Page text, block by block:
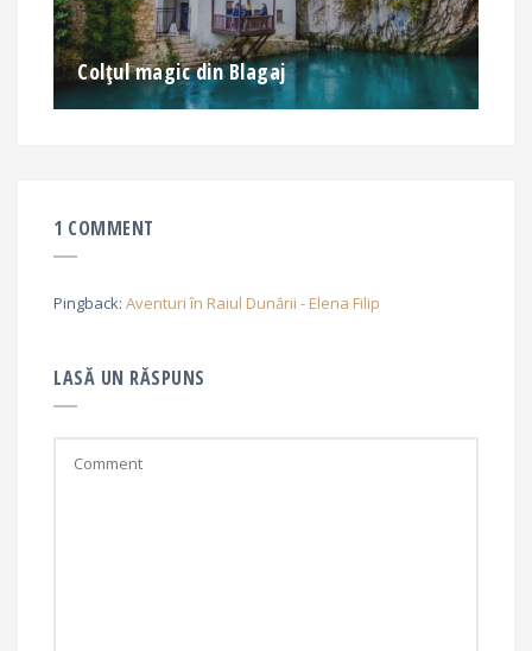
Colțul magic din Blagaj
1 COMMENT
Pingback: Aventuri în Raiul Dunării - Elena Filip
LASĂ UN RĂSPUNS